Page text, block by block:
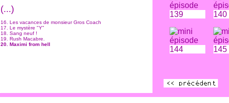
(...)
16. Les vacances de monsieur Gros Coach
17. Le mystère "Y"
18. Sang neuf !
19. Rush Macabre.
20. Maximi from hell